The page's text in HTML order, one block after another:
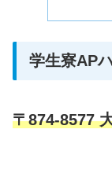
学生寮AP
〒874-8577